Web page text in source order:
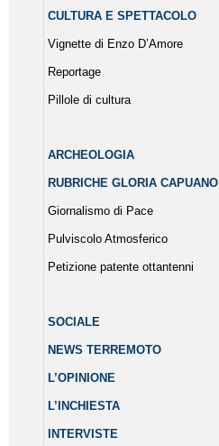
CULTURA E SPETTACOLO
Vignette di Enzo D’Amore
Reportage
Pillole di cultura
ARCHEOLOGIA
RUBRICHE GLORIA CAPUANO
Giornalismo di Pace
Pulviscolo Atmosferico
Petizione patente ottantenni
SOCIALE
NEWS TERREMOTO
L’OPINIONE
L’INCHIESTA
INTERVISTE